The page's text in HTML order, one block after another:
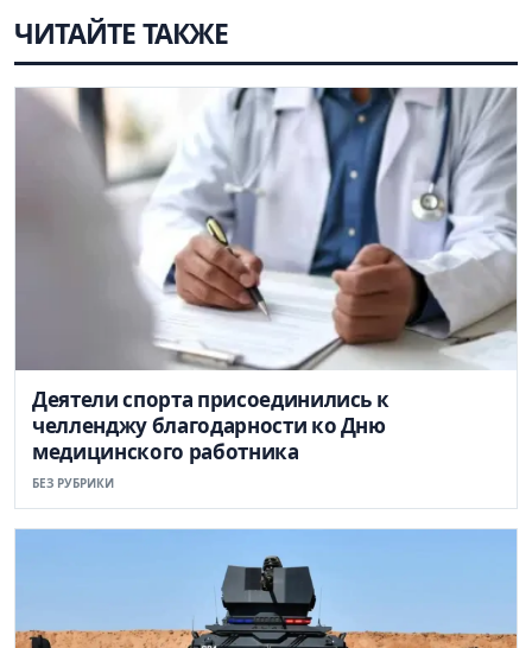
ЧИТАЙТЕ ТАКЖЕ
Деятели спорта присоединились к
челленджу благодарности ко Дню
медицинского работника
БЕЗ РУБРИКИ